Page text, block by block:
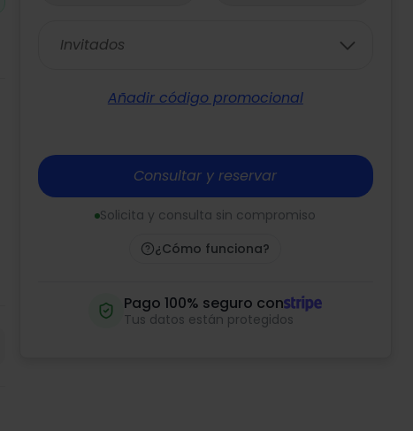
Invitados
Añadir código promocional
Consultar y reservar
Solicita y consulta sin compromiso
¿Cómo funciona?
Pago 100% seguro con
Tus datos están protegidos